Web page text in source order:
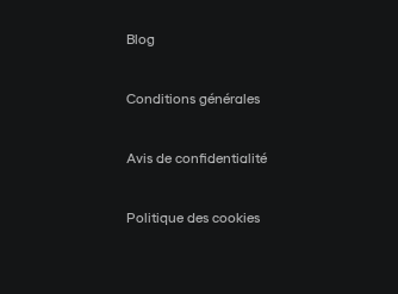
Blog
Conditions générales
Avis de confidentialité
Politique des cookies